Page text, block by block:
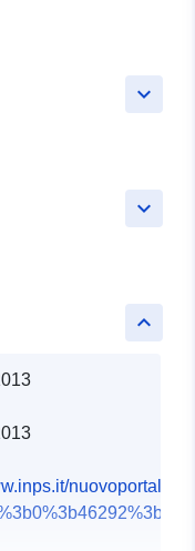
keyboard_arrow_down
keyboard_arrow_down
keyboard_arrow_up